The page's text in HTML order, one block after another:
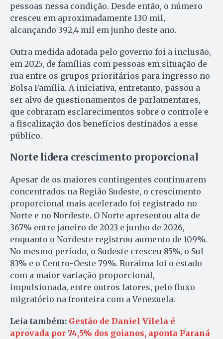
pessoas nessa condição. Desde então, o número
cresceu em aproximadamente 130 mil,
alcançando 392,4 mil em junho deste ano.
Outra medida adotada pelo governo foi a inclusão,
em 2025, de famílias com pessoas em situação de
rua entre os grupos prioritários para ingresso no
Bolsa Família. A iniciativa, entretanto, passou a
ser alvo de questionamentos de parlamentares,
que cobraram esclarecimentos sobre o controle e
a fiscalização dos benefícios destinados a esse
público.
Norte lidera crescimento proporcional
Apesar de os maiores contingentes continuarem
concentrados na Região Sudeste, o crescimento
proporcional mais acelerado foi registrado no
Norte e no Nordeste. O Norte apresentou alta de
367% entre janeiro de 2023 e junho de 2026,
enquanto o Nordeste registrou aumento de 109%.
No mesmo período, o Sudeste cresceu 85%, o Sul
83% e o Centro-Oeste 79%. Roraima foi o estado
com a maior variação proporcional,
impulsionada, entre outros fatores, pelo fluxo
migratório na fronteira com a Venezuela.
Leia também: Gestão de Daniel Vilela é
aprovada por 74,5% dos goianos, aponta Paraná